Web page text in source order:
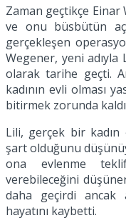
No Result
View All Result
Zaman geçtikçe Einar
ve onu büsbütün
gerçekleşen
Wegener, yeni
olarak tarihe geçti.
kadının evli olması
bitirmek zorunda
Lili, gerçek bir
şart olduğunu
ona evlenme
verebileceğini
daha geçirdi ancak
hayatını kaybetti.